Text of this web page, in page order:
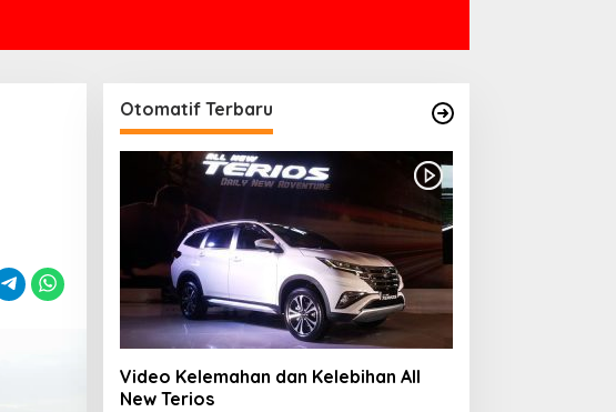
Otomatif Terbaru
Video Kelemahan dan Kelebihan All
New Terios